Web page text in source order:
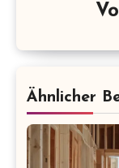
Ähnlicher